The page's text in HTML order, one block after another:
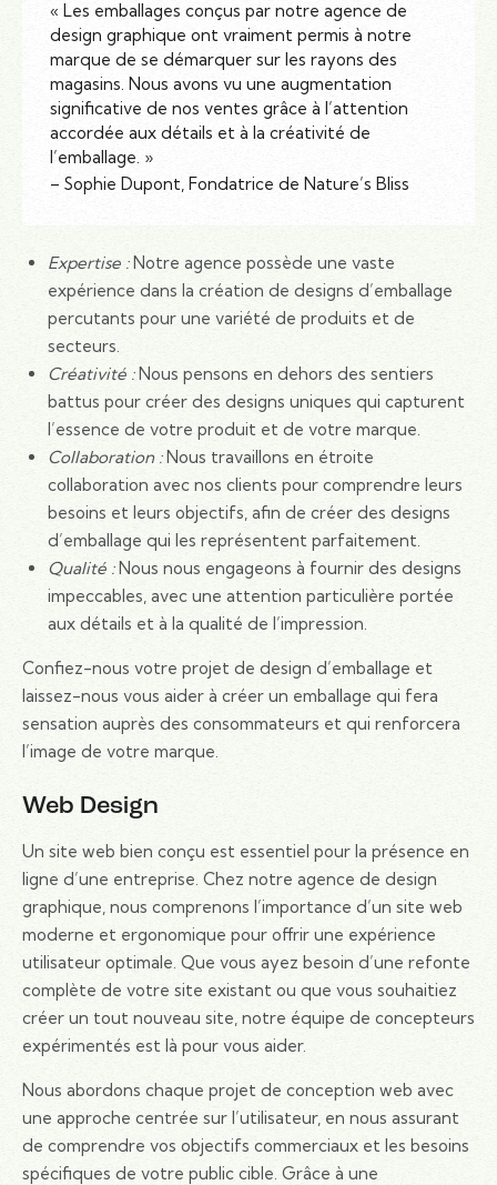
« Les emballages conçus par notre agence de
design graphique ont vraiment permis à notre
marque de se démarquer sur les rayons des
magasins. Nous avons vu une augmentation
significative de nos ventes grâce à l’attention
accordée aux détails et à la créativité de
l’emballage. »
– Sophie Dupont, Fondatrice de Nature’s Bliss
Expertise :Notre agence possède une vaste
expérience dans la création de designs d’emballage
percutants pour une variété de produits et de
secteurs.
Créativité :Nous pensons en dehors des sentiers
battus pour créer des designs uniques qui capturent
l’essence de votre produit et de votre marque.
Collaboration :Nous travaillons en étroite
collaboration avec nos clients pour comprendre leurs
besoins et leurs objectifs, afin de créer des designs
d’emballage qui les représentent parfaitement.
Qualité :Nous nous engageons à fournir des designs
impeccables, avec une attention particulière portée
aux détails et à la qualité de l’impression.
Confiez-nous votre projet de design d’emballage et
laissez-nous vous aider à créer un emballage qui fera
sensation auprès des consommateurs et qui renforcera
l’image de votre marque.
Web Design
Un site web bien conçu est essentiel pour la présence en
ligne d’une entreprise. Chez notre agence de design
graphique, nous comprenons l’importance d’un site web
moderne et ergonomique pour offrir une expérience
utilisateur optimale. Que vous ayez besoin d’une refonte
complète de votre site existant ou que vous souhaitiez
créer un tout nouveau site, notre équipe de concepteurs
expérimentés est là pour vous aider.
Nous abordons chaque projet de conception web avec
une approche centrée sur l’utilisateur, en nous assurant
de comprendre vos objectifs commerciaux et les besoins
spécifiques de votre public cible. Grâce à une